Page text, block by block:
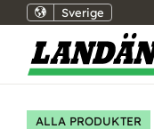
Sverige
ALLA PRODUKTER